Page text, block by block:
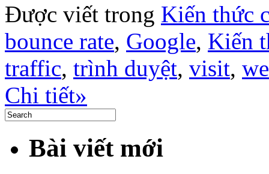
Được viết trong Kiến thức
bounce rate, Google, Kiến
traffic, trình duyệt, visit,
Chi tiết»
Bài viết mới